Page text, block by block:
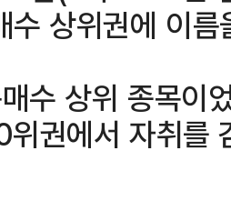
수 상위권에 이름
수 상위 종목이
권에서 자취를